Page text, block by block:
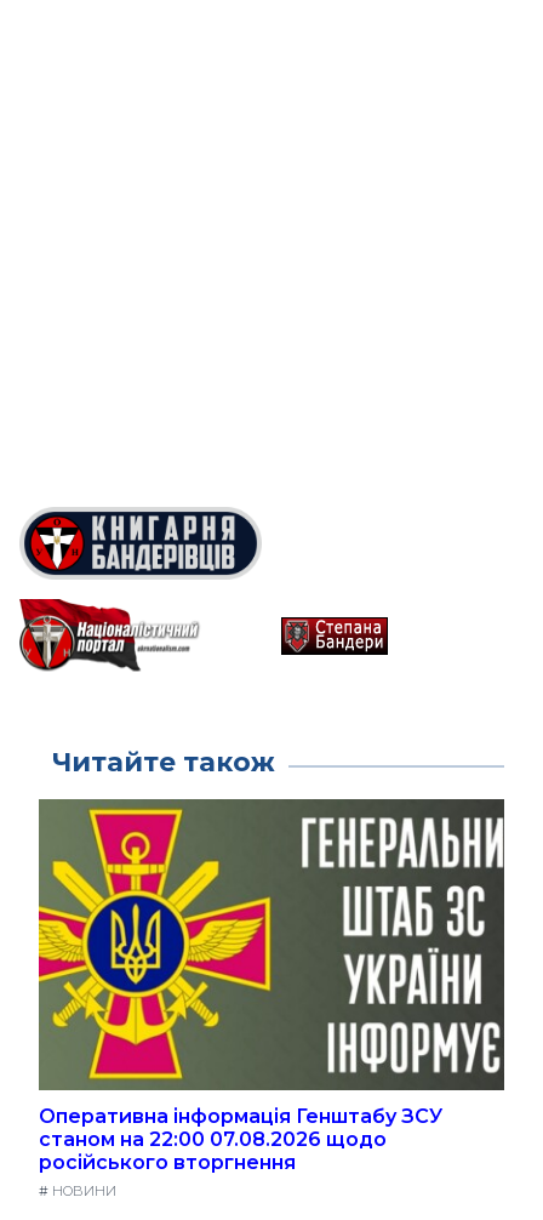
Читайте також
Оперативна інформація Генштабу ЗСУ
станом на 22:00 07.08.2026 щодо
російського вторгнення
# НОВИНИ